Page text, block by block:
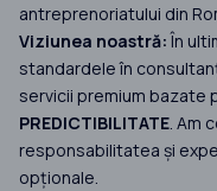
antreprenoriatului din
Viziunea noastră:În
standardele în
servicii premium bazate
PREDICTIBILITATE. Am
responsabilitatea și
opționale.